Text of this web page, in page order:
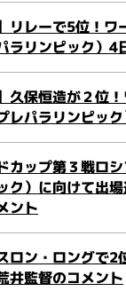
リレーで5位！
ラリンピック）4
久保恒造が２位
レパラリンピッ
カップ第３戦ロ
ク）に向けて出
ント
ロン・ロングで2
井監督のコメント